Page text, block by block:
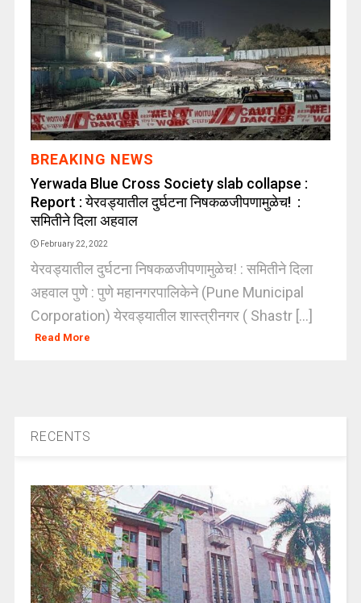
BREAKING NEWS
Yerwada Blue Cross Society slab collapse :
Report : येरवड्यातील दुर्घटना निषकळजीपणामुळेच! :
समितीने दिला अहवाल
February 22, 2022
येरवड्यातील दुर्घटना निषकळजीपणामुळेच! : समितीने दिला
अहवाल पुणे : पुणे महानगरपालिकेने (Pune Municipal
Corporation) येरवड्यातील शास्त्रीनगर ( Shastr [...]
Read More
RECENTS